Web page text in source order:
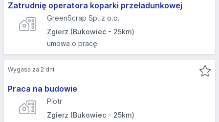
Zatrudnię operatora koparki przeładunkowej
GreenScrap Sp. z o.o.
Zgierz (Bukowiec - 25km)
umowa o pracę
Praca na budowie
Piotr
Zgierz (Bukowiec - 25km)
Wygasa za 2 dni